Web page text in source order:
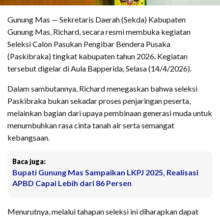
Gunung Mas — Sekretaris Daerah (Sekda) Kabupaten
Gunung Mas, Richard, secara resmi membuka kegiatan
Seleksi Calon Pasukan Pengibar Bendera Pusaka
(Paskibraka) tingkat kabupaten tahun 2026. Kegiatan
tersebut digelar di Aula Bapperida, Selasa (14/4/2026).
Dalam sambutannya, Richard menegaskan bahwa seleksi
Paskibraka bukan sekadar proses penjaringan peserta,
melainkan bagian dari upaya pembinaan generasi muda untuk
menumbuhkan rasa cinta tanah air serta semangat
kebangsaan.
Baca juga:
Bupati Gunung Mas Sampaikan LKPJ 2025, Realisasi
APBD Capai Lebih dari 86 Persen
Menurutnya, melalui tahapan seleksi ini diharapkan dapat